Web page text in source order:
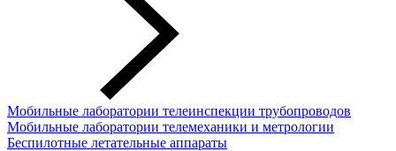
Мобильные лаборатории телеинспекции трубопроводов
Мобильные лаборатории телемеханики и метрологии
Беспилотные летательные аппараты